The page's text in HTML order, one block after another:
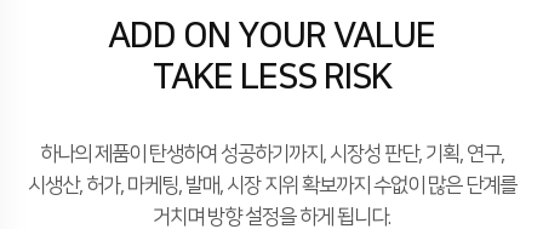
ADD ON YOUR VALUE
TAKE LESS RISK
하나의 제품이 탄생하여 성공하기까지, 시장성 판단, 기획, 연구,
시생산, 허가, 마케팅, 발매, 시장 지위 확보까지 수없이 많은 단계를
거치며 방향 설정을 하게 됩니다.